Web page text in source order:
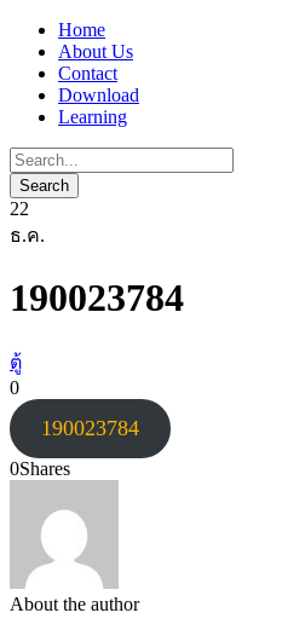
Home
About Us
Contact
Download
Learning
22
ธ.ค.
190023784
ตู้
0
190023784
0Shares
About the author